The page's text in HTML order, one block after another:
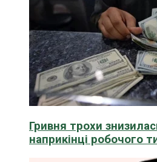
Гривня трохи
наприкінці робочого